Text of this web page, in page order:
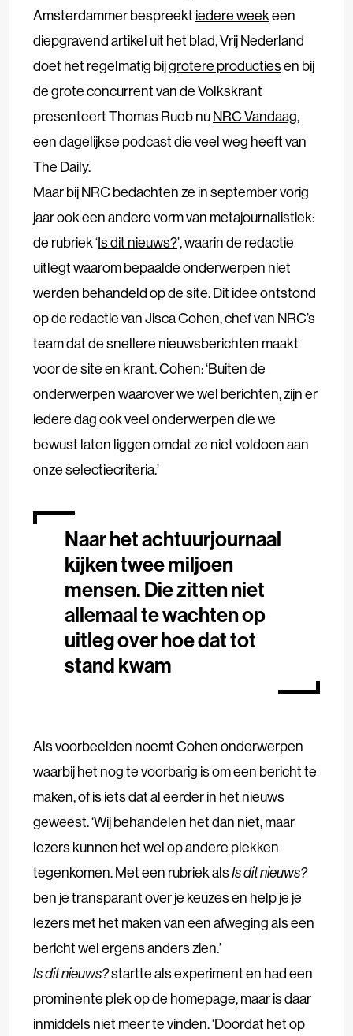
Amsterdammer bespreekt iedere weekeen
diepgravend artikel uit het blad, Vrij Nederland
doet het regelmatig bijgrotere productiesen bij
de grote concurrent van de Volkskrant
presenteert Thomas Rueb nuNRC Vandaag,
een dagelijkse podcast die veel weg heeft van
The Daily.
Maar bij NRC bedachten ze in september vorig
jaar ook een andere vorm van metajournalistiek:
de rubriek ‘Is dit nieuws?’, waarin de redactie
uitlegt waarom bepaalde onderwerpen níet
werden behandeld op de site. Dit idee ontstond
op de redactie van Jisca Cohen, chef van NRC’s
team dat de snellere nieuwsberichten maakt
voor de site en krant. Cohen: ‘Buiten de
onderwerpen waarover we wel berichten, zijn er
iedere dag ook veel onderwerpen die we
bewust laten liggen omdat ze niet voldoen aan
onze selectiecriteria.’
Naar het achtuurjournaal
kijken twee miljoen
mensen. Die zitten niet
allemaal te wachten op
uitleg over hoe dat tot
stand kwam
Als voorbeelden noemt Cohen onderwerpen
waarbij het nog te voorbarig is om een bericht te
maken, of is iets dat al eerder in het nieuws
geweest. ‘Wij behandelen het dan niet, maar
lezers kunnen het wel op andere plekken
tegenkomen. Met een rubriek alsIs dit nieuws?
ben je transparant over je keuzes en help je je
lezers met het maken van een afweging als een
bericht wel ergens anders zien.’
Is dit nieuws?startte als experiment en had een
prominente plek op de homepage, maar is daar
inmiddels niet meer te vinden. ‘Doordat het op